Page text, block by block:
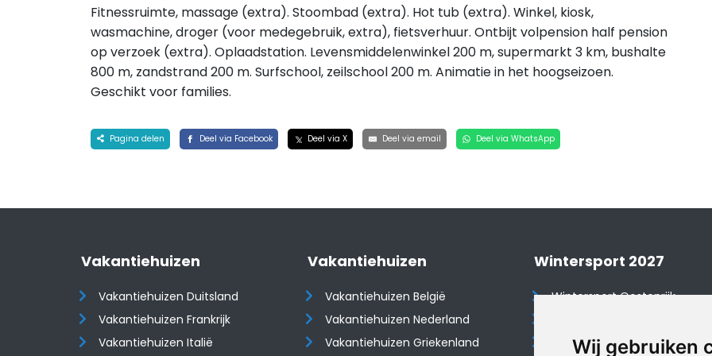
Wij gebruiken
Fitnessruimte, massage (extra). Stoombad (extra). Hot tub (extra). Winkel, kiosk,
wasmachine, droger (voor medegebruik, extra), fietsverhuur. Ontbijt volpension half pension
op verzoek (extra). Oplaadstation. Levensmiddelenwinkel 200 m, supermarkt 3 km, bushalte
800 m, zandstrand 200 m. Surfschool, zeilschool 200 m. Animatie in het hoogseizoen.
Geschikt voor families.
Pagina delen Deel via Facebook Deel via X Deel via email Deel via WhatsApp
Vakantiehuizen
Vakantiehuizen Duitsland
Vakantiehuizen Frankrijk
Vakantiehuizen Italië
Vakantiehuizen
Vakantiehuizen België
Vakantiehuizen Nederland
Vakantiehuizen Griekenland
Wintersport 2027
Wintersport Oostenrijk
Wintersport Tsjechië